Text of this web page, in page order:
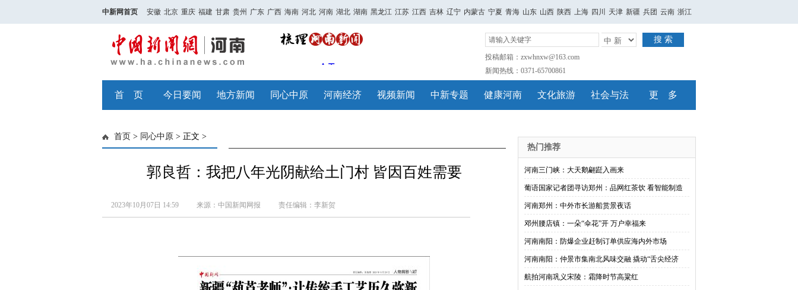
中新网首页 安徽 北京 重庆 福建 甘肃 贵州 广东 广西 海南 河北 河南 湖北 湖南 黑龙江 江苏 江西 吉林 辽宁 内蒙古 宁夏 青海 山东 山西 陕西 上海 四川 天津 新疆 兵团 云南 浙江
搜 索
投稿邮箱：zxwhnxw@163.com
新闻热线：0371-65700861
首 页 今日要闻 地方新闻 同心中原 河南经济 视频新闻 中新专题 健康河南 文化旅游 社会与法 更 多
首页 > 同心中原 > 正文 >
郭良哲：我把八年光阴献给土门村 皆因百姓需要
2023年10月07日 14:59 来源：中国新闻网报 责任编辑：李新贺
热门推荐
河南三门峡：大天鹅翩跹入画来
葡语国家记者团寻访郑州：品网红茶饮 看智能制造
河南郑州：中外市长游船赏景夜话
邓州腰店镇：一朵“伞花”开 万户幸福来
河南南阳：防爆企业赶制订单供应海内外市场
河南南阳：仲景市集南北风味交融 撬动“舌尖经济
航拍河南巩义宋陵：霜降时节高粱红